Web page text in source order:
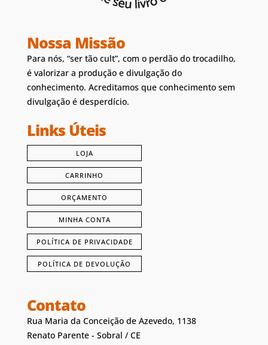
Nossa Missão
Para nós, “ser tão cult”, com o perdão do trocadilho,
é valorizar a produção e divulgação do
conhecimento. Acreditamos que conhecimento sem
divulgação é desperdício.
Links Úteis
LOJA
CARRINHO
ORÇAMENTO
MINHA CONTA
POLÍTICA DE PRIVACIDADE
POLÍTICA DE DEVOLUÇÃO
Contato
Rua Maria da Conceição de Azevedo, 1138
Renato Parente - Sobral / CE